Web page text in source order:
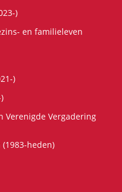
)
en familieleven
)
Verenigde Vergadering
heden)